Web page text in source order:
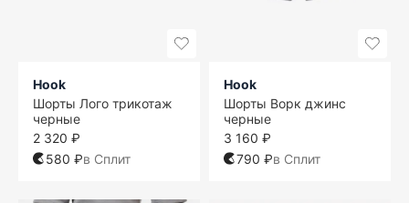
Hook
Шорты Лого трикотаж
черные
2 320 ₽
580 ₽в Сплит
Hook
Шорты Ворк джинс
черные
3 160 ₽
790 ₽в Сплит